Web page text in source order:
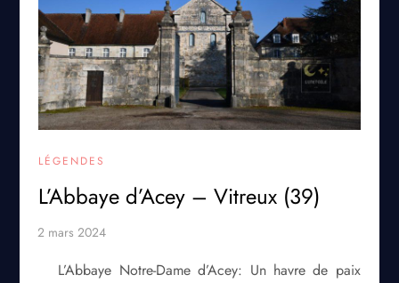
LÉGENDES
L’Abbaye d’Acey – Vitreux (39)
L’Abbaye Notre-Dame d’Acey: Un havre de paix